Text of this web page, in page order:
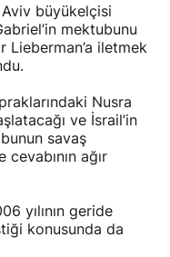
Aviv büyükelçisi
mektubunu
Lieberman’a iletmek
Nusra
ve İsrail’in
savaş
cevabının ağır
yılının geride
konusunda da